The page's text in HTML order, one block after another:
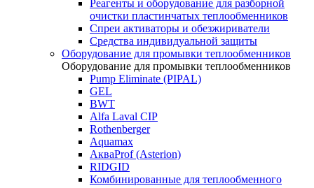
Реагенты и оборудование для разборной
очистки пластинчатых теплообменников
Спреи активаторы и обезжириватели
Средства индивидуальной защиты
Оборудование для промывки теплообменников
Оборудование для промывки теплообменников
Pump Eliminate (PIPAL)
GEL
BWT
Alfa Laval CIP
Rothenberger
Aquamax
АкваProf (Asterion)
RIDGID
Комбинированные для теплообменного